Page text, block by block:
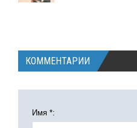
КОММЕНТАРИИ
Имя *: